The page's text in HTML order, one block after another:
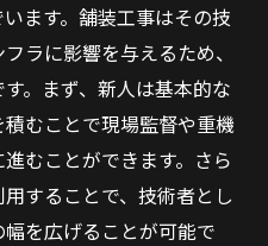
ます。舗装工事はその技
ラに影響を与えるため、
。まず、新人は基本的な
むことで現場監督や重機
むことができます。さら
することで、技術者とし
を広げることが可能で